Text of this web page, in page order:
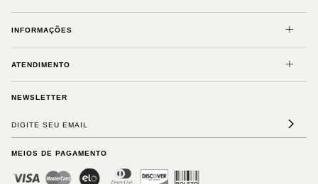
INFORMAÇÕES
ATENDIMENTO
NEWSLETTER
MEIOS DE PAGAMENTO